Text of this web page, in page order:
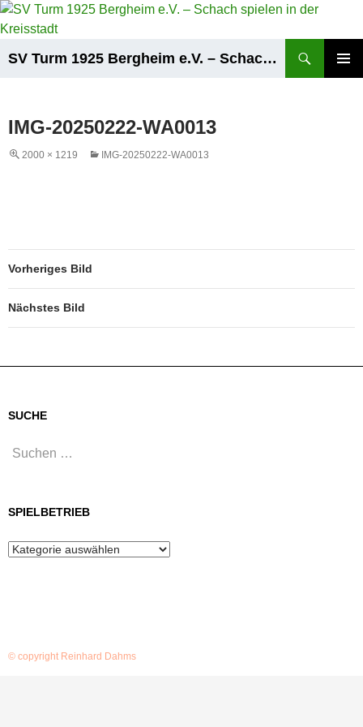
Zum
Inhalt
SV Turm 1925 Bergheim e.V. – Schach spielen in der Kreisstadt
IMG-20250222-WA0013
2000 × 1219 IMG-20250222-WA0013
Vorheriges Bild
Nächstes Bild
SUCHE
Suchen
SPIELBETRIEB
Spielbetrieb
© copyright Reinhard Dahms